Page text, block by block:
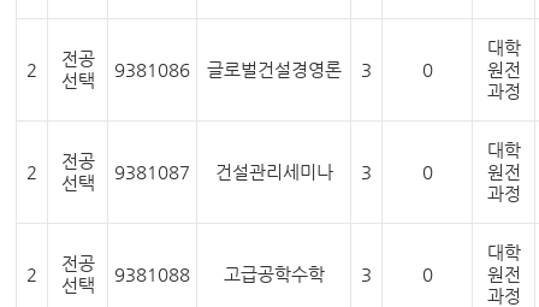
2
전공
선택
9381086 글로벌건설경영론 3 0
대학
원전
과정
2
전공
선택
9381087 건설관리세미나 3 0
대학
원전
과정
2
전공
선택
9381088 고급공학수학 3 0
대학
원전
과정